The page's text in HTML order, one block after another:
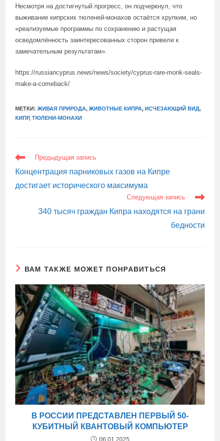
Несмотря на достигнутый прогресс, он подчеркнул, что
выживание кипрских тюленей-монахов остаётся хрупким, но
«реализуемые программы по сохранению и растущая
осведомлённость заинтересованных сторон привели к
замечательным результатам».
https://russiancyprus.news/news/society/cyprus-rare-monk-seals-
make-a-comeback/
МЕТКИ:ЖИВАЯ ПРИРОДА, ЖИВОТНЫЕ КИПРА, ИСЧЕЗАЮЩИЙ ВИД,
КИПР, ТЮЛЕНИ-МОНАХИ
ЕЩЕ
СТАТЬИ
Предыдущая запись
Концентрация парниковых газов на Кипре
достигает исторического максимума
Следующая запись
340 тысяч граждан Кипра находятся на грани
бедности
ВАМ ТАКЖЕ МОЖЕТ ПОНРАВИТЬСЯ
В РОССИИ ПРЕДСТАВЛЕН ПЕРВЫЙ 50-
КУБИТНЫЙ КВАНТОВЫЙ КОМПЬЮТЕР